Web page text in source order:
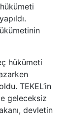
hükümeti
TEKEL’in
geleceksiz
devletin